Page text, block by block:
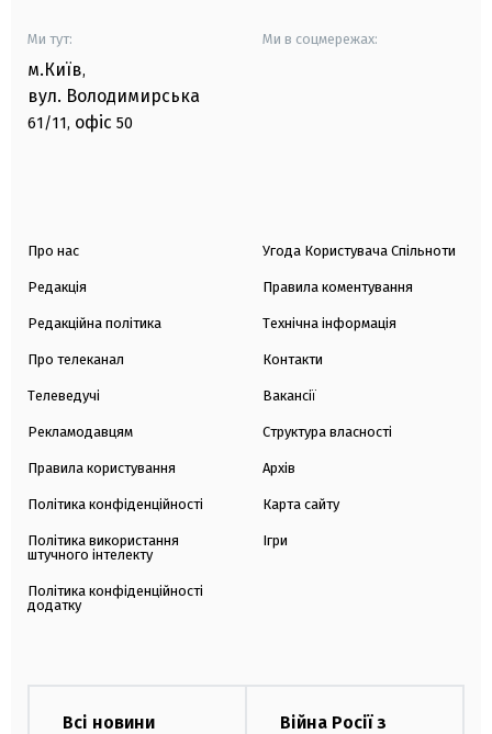
Ми тут:
м.Київ,
вул. Володимирська
61/11, офіс 50
Ми в соцмережах:
Про нас
Редакція
Редакційна політика
Про телеканал
Телеведучі
Рекламодавцям
Правила користування
Політика конфіденційності
Політика використання
штучного інтелекту
Політика конфіденційності
додатку
Угода Користувача Спільноти
Правила коментування
Технічна інформація
Контакти
Вакансії
Структура власності
Архів
Карта сайту
Ігри
Всі новини
Війна Росії з